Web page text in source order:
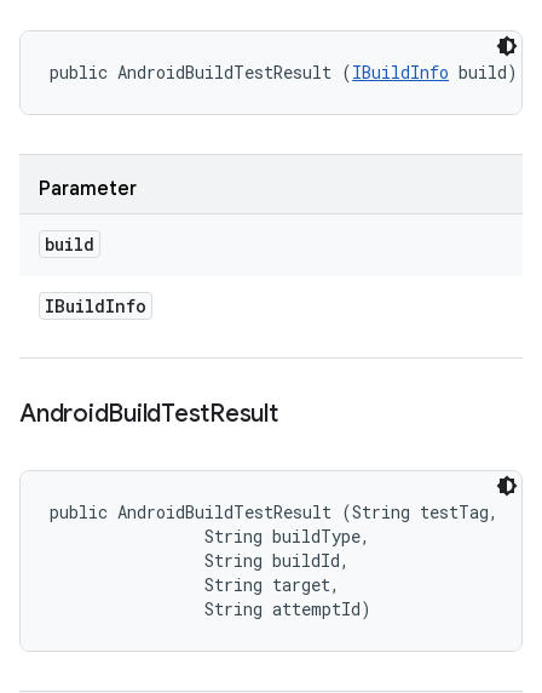
public AndroidBuildTestResult (IBuildInfo build)
Parameter
build
IBuildInfo
AndroidBuildTestResult
public AndroidBuildTestResult (String testTag,
                String buildType,
                String buildId,
                String target,
                String attemptId)